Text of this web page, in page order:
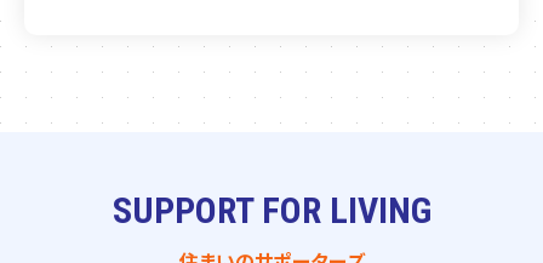
SUPPORT FOR LIVING